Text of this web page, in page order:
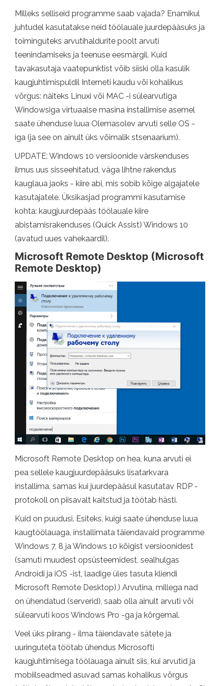
Milleks selliseid programme saab vajada? Enamikul
juhtudel kasutatakse neid töölauale juurdepääsuks ja
toiminguteks arvutihaldurite poolt arvuti
teenindamiseks ja teenuse eesmärgil. Kuid
tavakasutaja vaatepunktist võib siiski olla kasulik
kaugjuhtimispuldil Interneti kaudu või kohalikus
võrgus: näiteks Linuxi või MAC -i sülearvutiga
Windowsiga virtuaalse masina installimise asemel
saate ühenduse luua Olemasolev arvuti selle OS -
iga (ja see on ainult üks võimalik stsenaarium).
UPDATE: Windows 10 versioonide värskenduses
ilmus uus sisseehitatud, väga lihtne rakendus
kauglaua jaoks - kiire abi, mis sobib kõige algajatele
kasutajatele. Üksikasjad programmi kasutamise
kohta: kaugjuurdepääs töölauale kiire
abistamisrakenduses (Quick Assist) Windows 10
(avatud uues vahekaardil).
Microsoft Remote Desktop (Microsoft
Remote Desktop)
Microsoft Remote Desktop on hea, kuna arvuti ei
pea sellele kaugjuurdepääsuks lisatarkvara
installima, samas kui juurdepääsul kasutatav RDP -
protokoll on piisavalt kaitstud ja töötab hästi.
Kuid on puudusi. Esiteks, kuigi saate ühenduse luua
kaugtöölauaga, installimata täiendavaid programme
Windows 7, 8 ja Windows 10 kõigist versioonidest
(samuti muudest opsüsteemidest, sealhulgas
Androidi ja iOS -ist, laadige üles tasuta kliendi
Microsoft Remote Desktop),) Arvutina, millega nad
on ühendatud (serverid), saab olla ainult arvuti või
sülearvuti koos Windows Pro -ga ja kõrgemal.
Veel üks piirang - ilma täiendavate sätete ja
uuringuteta töötab ühendus Microsofti
kaugjuhtimisega töölauaga ainult siis, kui arvutid ja
mobiilseadmed asuvad samas kohalikus võrgus